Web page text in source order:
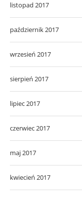
listopad 2017
październik 2017
wrzesień 2017
sierpień 2017
lipiec 2017
czerwiec 2017
maj 2017
kwiecień 2017